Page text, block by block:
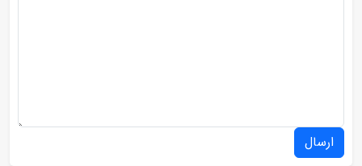
ارسال